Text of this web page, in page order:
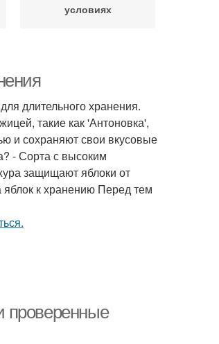
условиях
длительного хранения.
такие как 'Антоновка',
и сохраняют свои вкусовые
- Сорта с высоким
защищают яблоки от
к хранению Перед тем
проверенные